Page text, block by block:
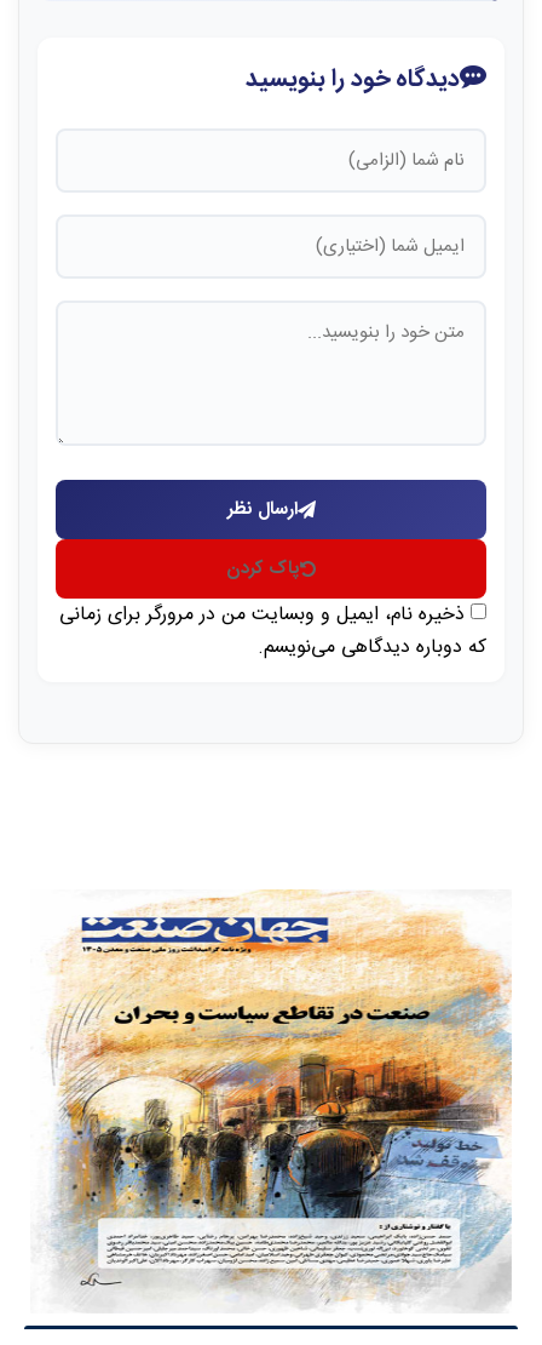
دیدگاه خود را بنویسید
ارسال نظر
پاک کردن
ذخیره نام، ایمیل و وبسایت من در مرورگر برای زمانی
که دوباره دیدگاهی می‌نویسم.